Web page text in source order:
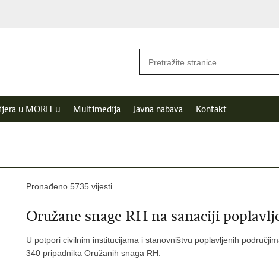
u MORH-u Multimedija Javna nabava Kontakt
Pronađeno 5735 vijesti.
Oružane snage RH na sanaciji
U potpori civilnim institucijama i stanovništvu poplavljenih
340 pripadnika Oružanih snaga RH.